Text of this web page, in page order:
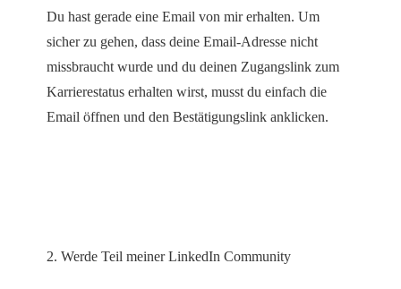
Du hast gerade eine Email von mir erhalten. Um
sicher zu gehen, dass deine Email-Adresse nicht
missbraucht wurde und du deinen Zugangslink zum
Karrierestatus erhalten wirst, musst du einfach die
Email öffnen und den Bestätigungslink anklicken.
2. Werde Teil meiner LinkedIn Community